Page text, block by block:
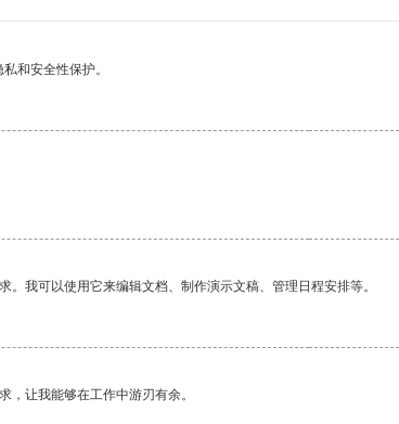
和安全性保护。
我可以使用它来编辑文档、制作演示文稿、管理日程安排等。
，让我能够在工作中游刃有余。